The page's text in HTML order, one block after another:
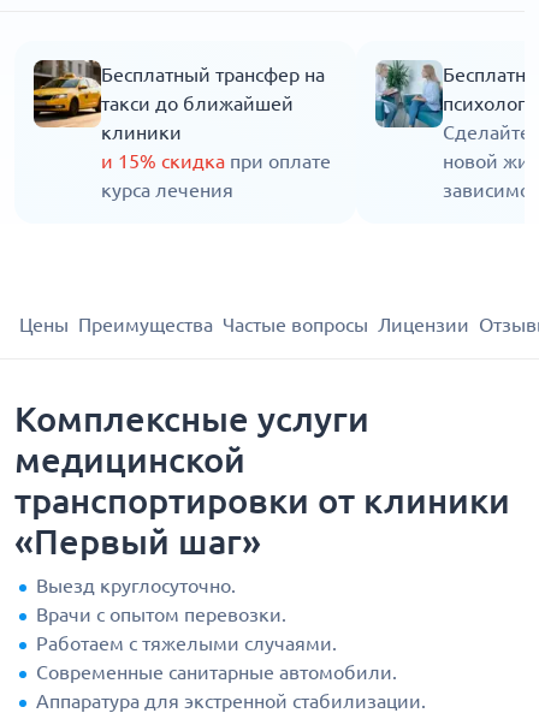
Бесплатный трансфер на
такси до ближайшей
клиники
и 15% скидка при оплате
курса лечения
психолога
Сделайте
новой
Цены Преимущества Частые вопросы Лицензии
Комплексные услуги
медицинской
транспортировки от клиники
«Первый шаг»
Выезд круглосуточно.
Врачи с опытом перевозки.
Работаем с тяжелыми случаями.
Современные санитарные автомобили.
Аппаратура для экстренной стабилизации.